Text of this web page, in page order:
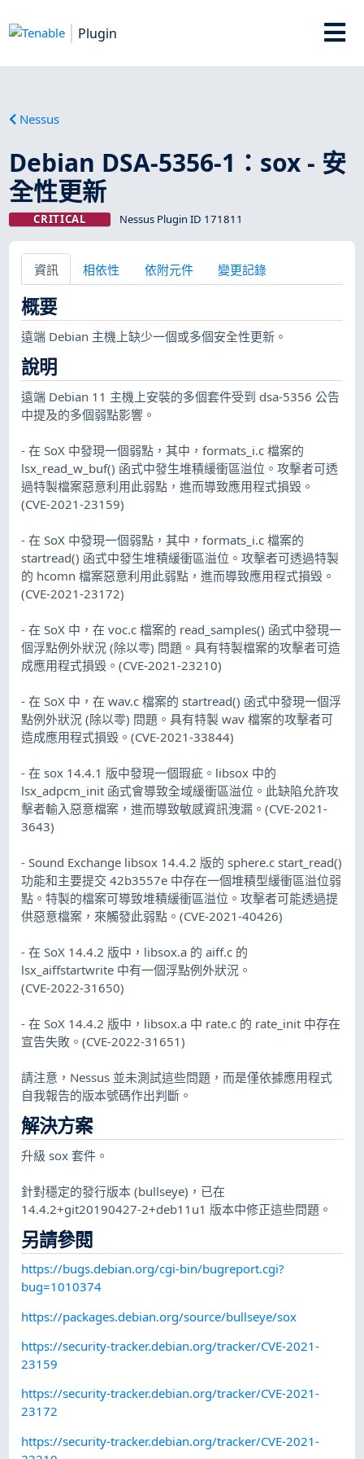
Plugin
Nessus
Debian DSA-5356-1：sox - 安
全性更新
CRITICAL Nessus Plugin ID 171811
資訊 相依性 依附元件 變更記錄
概要
遠端 Debian 主機上缺少一個或多個安全性更新。
說明
遠端 Debian 11 主機上安裝的多個套件受到 dsa-5356 公告
中提及的多個弱點影響。
- 在 SoX 中發現一個弱點，其中，formats_i.c 檔案的
lsx_read_w_buf() 函式中發生堆積緩衝區溢位。攻擊者可透
過特製檔案惡意利用此弱點，進而導致應用程式損毀。
(CVE-2021-23159)
- 在 SoX 中發現一個弱點，其中，formats_i.c 檔案的
startread() 函式中發生堆積緩衝區溢位。攻擊者可透過特製
的 hcomn 檔案惡意利用此弱點，進而導致應用程式損毀。
(CVE-2021-23172)
- 在 SoX 中，在 voc.c 檔案的 read_samples() 函式中發現一
個浮點例外狀況 (除以零) 問題。具有特製檔案的攻擊者可造
成應用程式損毀。(CVE-2021-23210)
- 在 SoX 中，在 wav.c 檔案的 startread() 函式中發現一個浮
點例外狀況 (除以零) 問題。具有特製 wav 檔案的攻擊者可
造成應用程式損毀。(CVE-2021-33844)
- 在 sox 14.4.1 版中發現一個瑕疵。libsox 中的
lsx_adpcm_init 函式會導致全域緩衝區溢位。此缺陷允許攻
擊者輸入惡意檔案，進而導致敏感資訊洩漏。(CVE-2021-
3643)
- Sound Exchange libsox 14.4.2 版的 sphere.c start_read()
功能和主要提交 42b3557e 中存在一個堆積型緩衝區溢位弱
點。特製的檔案可導致堆積緩衝區溢位。攻擊者可能透過提
供惡意檔案，來觸發此弱點。(CVE-2021-40426)
- 在 SoX 14.4.2 版中，libsox.a 的 aiff.c 的
lsx_aiffstartwrite 中有一個浮點例外狀況。
(CVE-2022-31650)
- 在 SoX 14.4.2 版中，libsox.a 中 rate.c 的 rate_init 中存在
宣告失敗。(CVE-2022-31651)
請注意，Nessus 並未測試這些問題，而是僅依據應用程式
自我報告的版本號碼作出判斷。
解決方案
升級 sox 套件。
針對穩定的發行版本 (bullseye)，已在
14.4.2+git20190427-2+deb11u1 版本中修正這些問題。
另請參閱
https://bugs.debian.org/cgi-bin/bugreport.cgi?
bug=1010374
https://packages.debian.org/source/bullseye/sox
https://security-tracker.debian.org/tracker/CVE-2021-
23159
https://security-tracker.debian.org/tracker/CVE-2021-
23172
https://security-tracker.debian.org/tracker/CVE-2021-